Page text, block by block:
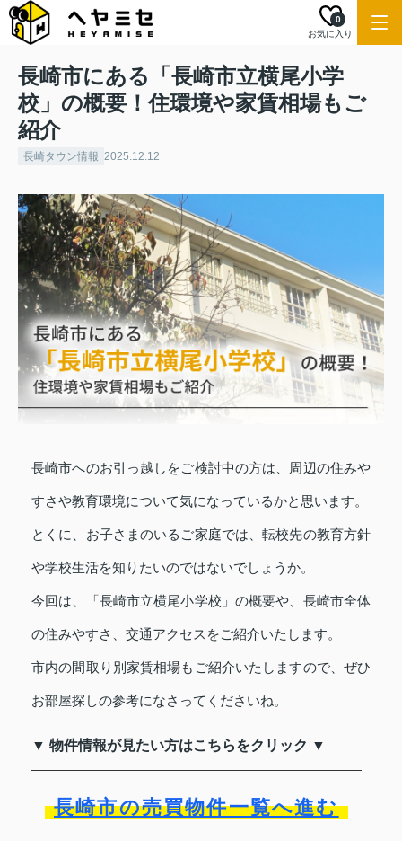
お気に入り
0
長崎市にある「長崎市立横尾小学
校」の概要！住環境や家賃相場もご
紹介
長崎タウン情報 2025.12.12
長崎市へのお引っ越しをご検討中の方は、周辺の住みや
すさや教育環境について気になっているかと思います。
とくに、お子さまのいるご家庭では、転校先の教育方針
や学校生活を知りたいのではないでしょうか。
今回は、「長崎市立横尾小学校」の概要や、長崎市全体
の住みやすさ、交通アクセスをご紹介いたします。
市内の間取り別家賃相場もご紹介いたしますので、ぜひ
お部屋探しの参考になさってくださいね。
▼ 物件情報が見たい方はこちらをクリック ▼
長崎市の売買物件一覧へ進む